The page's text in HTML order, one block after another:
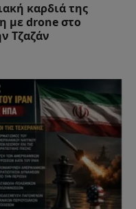
καρδιά της
με drone στο
Τζαζάν